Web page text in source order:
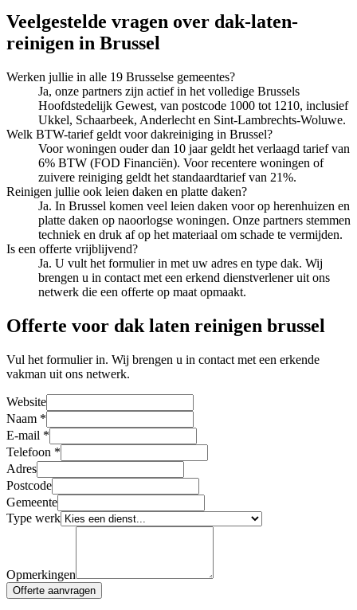
Veelgestelde vragen over dak-laten-
reinigen in Brussel
Werken jullie in alle 19 Brusselse gemeentes?
Ja, onze partners zijn actief in het volledige Brussels
Hoofdstedelijk Gewest, van postcode 1000 tot 1210, inclusief
Ukkel, Schaarbeek, Anderlecht en Sint-Lambrechts-Woluwe.
Welk BTW-tarief geldt voor dakreiniging in Brussel?
Voor woningen ouder dan 10 jaar geldt het verlaagd tarief van
6% BTW (FOD Financiën). Voor recentere woningen of
zuivere reiniging geldt het standaardtarief van 21%.
Reinigen jullie ook leien daken en platte daken?
Ja. In Brussel komen veel leien daken voor op herenhuizen en
platte daken op naoorlogse woningen. Onze partners stemmen
techniek en druk af op het materiaal om schade te vermijden.
Is een offerte vrijblijvend?
Ja. U vult het formulier in met uw adres en type dak. Wij
brengen u in contact met een erkend dienstverlener uit ons
netwerk die een offerte op maat opmaakt.
Offerte voor dak laten reinigen brussel
Vul het formulier in. Wij brengen u in contact met een erkende
vakman uit ons netwerk.
Website
Naam *
E-mail *
Telefoon *
Adres
Postcode
Gemeente
Type werk
Opmerkingen
Offerte aanvragen